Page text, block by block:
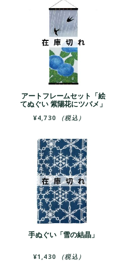
アートフレームセット「絵
てぬぐい 紫陽花にツバメ」
¥4,730 （税込）
手ぬぐい「雪の結晶」
¥1,430 （税込）